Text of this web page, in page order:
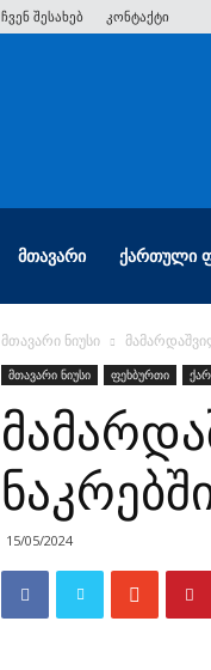
ჩვენ შესახებ კონტაქტი
ᲛᲗᲐᲕᲐᲠᲘ ᲥᲐᲠᲗᲣᲚᲘ
მთავარი ნიუსი
მთავარი ნიუსი ფეხბურთი
15/05/2024